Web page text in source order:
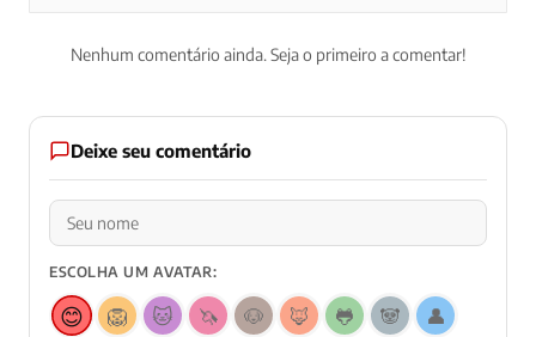
Nenhum comentário ainda. Seja o primeiro a comentar!
Deixe seu comentário
ESCOLHA UM AVATAR:
😊 🦁 🐱 🦄 🐶 🦊 🐸 🐼
👤